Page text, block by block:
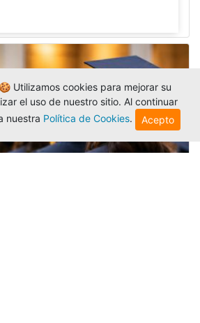
Utilizamos cookies para mejorar su
el uso de nuestro sitio. Al continuar
nuestra Política de Cookies. Acepto